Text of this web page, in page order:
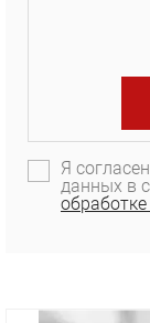
Я
данных в